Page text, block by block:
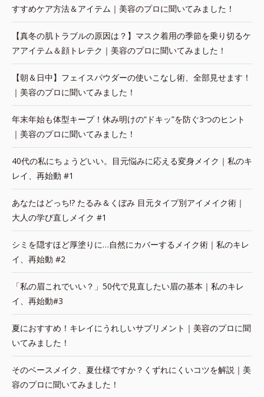
すすめケア方法＆アイテム｜美容のプロに聞いてみました！
【真冬の肌トラブルの原因は？】マスク着用の季節を乗り切るケ
アアイテム＆顔トレテク｜美容のプロに聞いてみました！
【朝＆日中】フェイスパウダーの使いこなし術、全部見せます！
｜美容のプロに聞いてみました！
年末年始も体型キープ！休み明けの“ドキッ”を防ぐ3つのヒント
｜美容のプロに聞いてみました！
40代の私にちょうどいい。目元悩みに応える変身メイク｜私のキ
レイ、再始動 #1
あなたはどっち!? たるみ＆くぼみ 目元タイプ別アイメイク術｜
大人の学び直しメイク #1
シミを隠すほど厚塗りに…自然にカバーするメイク術｜私のキレ
イ、再始動 #2
「私の眉これでいい？」50代で見直したい眉の基本｜私のキレ
イ、再始動#3
夏におすすめ！キレイにうれしいサプリメント｜美容のプロに聞
いてみました！
そのベースメイク、夏仕様ですか？くずれにくいコツを解説｜美
容のプロに聞いてみました！